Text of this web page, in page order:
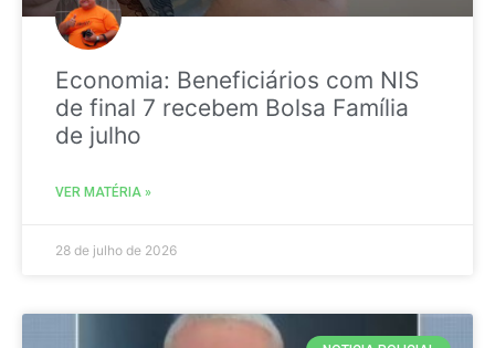
Economia: Beneficiários com NIS
de final 7 recebem Bolsa Família
de julho
VER MATÉRIA »
28 de julho de 2026